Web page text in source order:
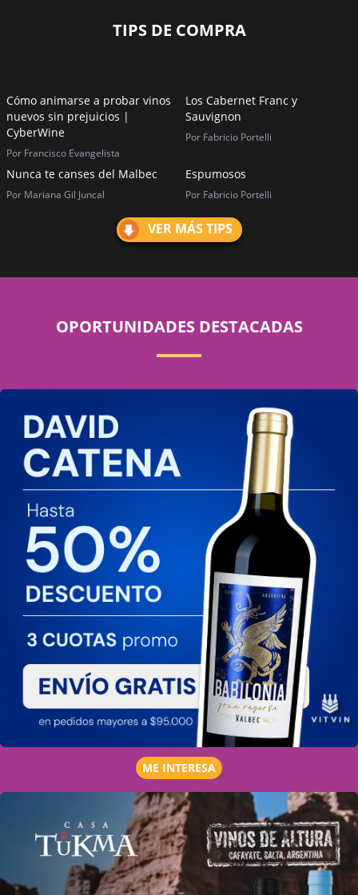
TIPS DE COMPRA
Cómo animarse a probar vinos
nuevos sin prejuicios |
CyberWine
Por Francisco Evangelista
Los Cabernet Franc y
Sauvignon
Por Fabricio Portelli
Nunca te canses del Malbec
Por Mariana Gil Juncal
Espumosos
Por Fabricio Portelli
VER MÁS TIPS
OPORTUNIDADES DESTACADAS
ME INTERESA